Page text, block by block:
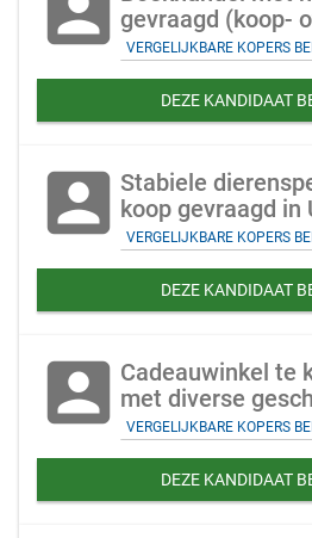
gevraagd (koop-
VERGELIJKBARE KOPERS
DEZE KANDIDAAT
account_box Stabiele
koop gevraagd in
VERGELIJKBARE KOPERS
DEZE KANDIDAAT
account_box Cadeauwinkel te
met diverse
VERGELIJKBARE KOPERS
DEZE KANDIDAAT